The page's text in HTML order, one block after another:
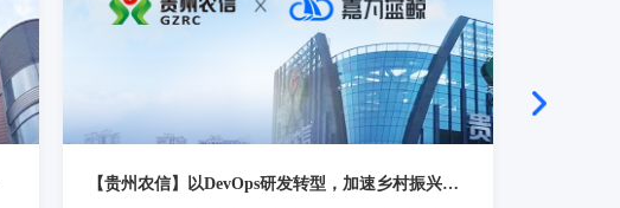
【贵州农信】以DevOps研发转型，加速乡村振兴最后一公里